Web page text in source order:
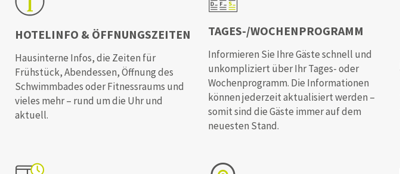
HOTELINFO & ÖFFNUNGSZEITEN
Hausinterne Infos, die Zeiten für
Frühstück, Abendessen, Öffnung des
Schwimmbades oder Fitnessraums und
vieles mehr – rund um die Uhr und
aktuell.
TAGES-/WOCHENPROGRAMM
Informieren Sie Ihre Gäste schnell und
unkompliziert über Ihr Tages- oder
Wochenprogramm. Die Informationen
können jederzeit aktualisiert werden –
somit sind die Gäste immer auf dem
neuesten Stand.